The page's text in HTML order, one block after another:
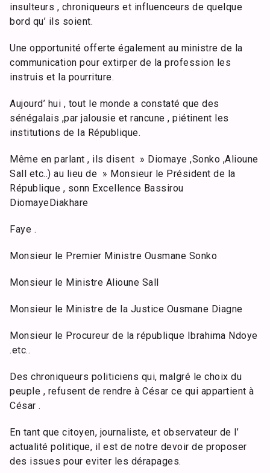
insulteurs , chroniqueurs et influenceurs de quelque
bord qu’ ils soient.
Une opportunité offerte également au ministre de la
communication pour extirper de la profession les
instruis et la pourriture.
Aujourd’ hui , tout le monde a constaté que des
sénégalais ,par jalousie et rancune , piétinent les
institutions de la République.
Même en parlant , ils disent » Diomaye ,Sonko ,Alioune
Sall etc..) au lieu de » Monsieur le Président de la
République , sonn Excellence Bassirou
DiomayeDiakhare
Faye .
Monsieur le Premier Ministre Ousmane Sonko
Monsieur le Ministre Alioune Sall
Monsieur le Ministre de la Justice Ousmane Diagne
Monsieur le Procureur de la république Ibrahima Ndoye
.etc..
Des chroniqueurs politiciens qui, malgré le choix du
peuple , refusent de rendre à César ce qui appartient à
César .
En tant que citoyen, journaliste, et observateur de l’
actualité politique, il est de notre devoir de proposer
des issues pour eviter les dérapages.